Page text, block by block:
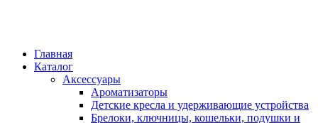
Главная
Каталог
Аксессуары
Ароматизаторы
Детские кресла и удерживающие устройства
Брелоки, ключницы, кошельки, подушки и